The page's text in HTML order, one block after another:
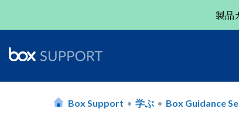
製品
Box Support 学ぶ Box Guidance